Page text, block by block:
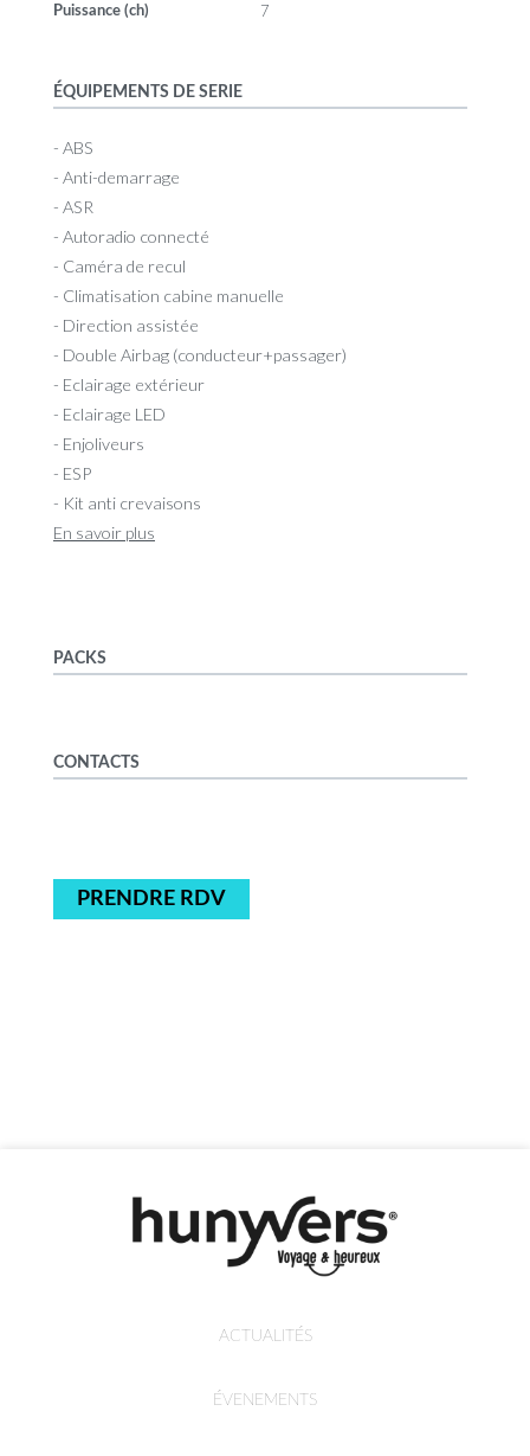
Puissance (ch) 7
ÉQUIPEMENTS DE SERIE
- ABS
- Anti-demarrage
- ASR
- Autoradio connecté
- Caméra de recul
- Climatisation cabine manuelle
- Direction assistée
- Double Airbag (conducteur+passager)
- Eclairage extérieur
- Eclairage LED
- Enjoliveurs
- ESP
- Kit anti crevaisons
En savoir plus
PACKS
CONTACTS
PRENDRE RDV
ACTUALITÉS
ÉVENEMENTS